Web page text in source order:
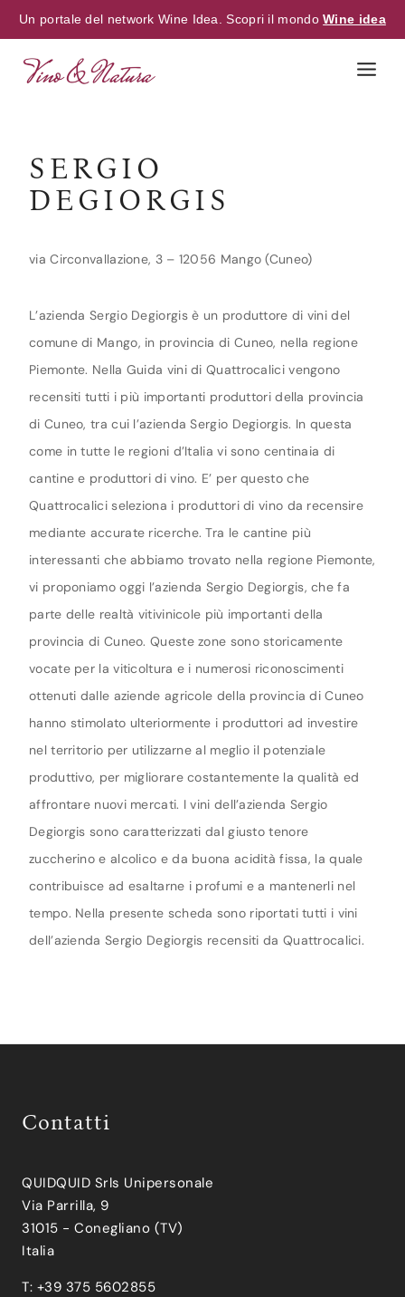
Un portale del network Wine Idea. Scopri il mondoWine idea
SERGIO
DEGIORGIS
via Circonvallazione, 3 – 12056 Mango (Cuneo)
L’azienda Sergio Degiorgis è un produttore di vini del
comune di Mango, in provincia di Cuneo, nella regione
Piemonte. Nella Guida vini di Quattrocalici vengono
recensiti tutti i più importanti produttori della provincia
di Cuneo, tra cui l’azienda Sergio Degiorgis. In questa
come in tutte le regioni d’Italia vi sono centinaia di
cantine e produttori di vino. E’ per questo che
Quattrocalici seleziona i produttori di vino da recensire
mediante accurate ricerche. Tra le cantine più
interessanti che abbiamo trovato nella regione Piemonte,
vi proponiamo oggi l’azienda Sergio Degiorgis, che fa
parte delle realtà vitivinicole più importanti della
provincia di Cuneo. Queste zone sono storicamente
vocate per la viticoltura e i numerosi riconoscimenti
ottenuti dalle aziende agricole della provincia di Cuneo
hanno stimolato ulteriormente i produttori ad investire
nel territorio per utilizzarne al meglio il potenziale
produttivo, per migliorare costantemente la qualità ed
affrontare nuovi mercati. I vini dell’azienda Sergio
Degiorgis sono caratterizzati dal giusto tenore
zuccherino e alcolico e da buona acidità fissa, la quale
contribuisce ad esaltarne i profumi e a mantenerli nel
tempo. Nella presente scheda sono riportati tutti i vini
dell’azienda Sergio Degiorgis recensiti da Quattrocalici.
Contatti
QUIDQUID Srls Unipersonale
Via Parrilla, 9
31015 - Conegliano (TV)
Italia
T: +39 375 5602855